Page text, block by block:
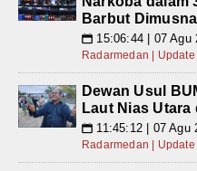
Barbut
📅 15:06:44 | 07
Radarmedan |
Dewan Usul
Laut Nias
📅 11:45:12 | 07
Radarmedan |